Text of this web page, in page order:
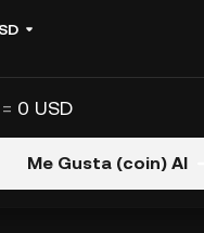
0 USD
Me Gusta (coin) Al